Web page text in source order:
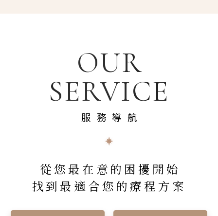
OUR
SERVICE
服務導航
從您最在意的困擾開始
找到最適合您的療程方案